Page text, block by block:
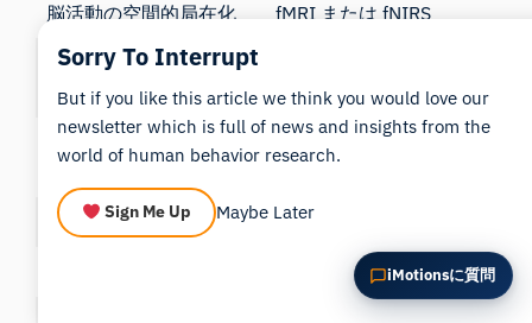
脳活動の空間的局在化 fMRI または fNIRS
接近・回避の動機（前頭
葉の非対称性）
認知的負荷（オペレータ
EEG または fNIRS
自律神経の覚醒度 EDA/GSR
iMotionsに質問
Sorry To Interrupt
But if you like this article we think you would love our
newsletter which is full of news and insights from the
world of human behavior research.
Sign Me Up Maybe Later